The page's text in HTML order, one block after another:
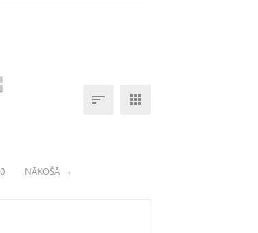
NĀKOŠĀ
 